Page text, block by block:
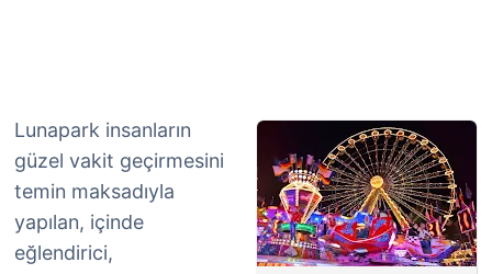
Lunapark insanların
güzel vakit geçirmesini
temin maksadıyla
yapılan, içinde
eğlendirici,